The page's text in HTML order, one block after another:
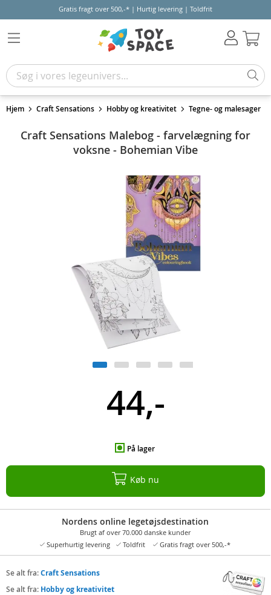
Gratis fragt over 500,-* | Hurtig levering | Toldfrit
Hjem Craft Sensations Hobby og kreativitet Tegne- og malesager
Craft Sensations Malebog - farvelægning for
voksne - Bohemian Vibe
44,-
På lager
Køb nu
Nordens online legetøjsdestination
Brugt af over 70.000 danske kunder
Superhurtig levering
Toldfrit Gratis fragt over 500,-*
Se alt fra:Craft Sensations
Se alt fra: Hobby og kreativitet